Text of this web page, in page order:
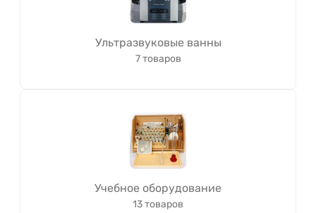
Ультразвуковые ванны
7 товаров
Учебное оборудование
13 товаров